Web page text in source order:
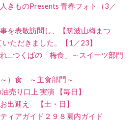
きものPresents 青春フォト（3／
を表敬訪問し、【筑波山梅まつ
ただきました。【1／23】
…つくばの「梅食」～スイーツ部門
）食 ～主食部門～
売り口上 実演 【毎日】
出迎え 【土・日】
ィアガイド２９８園内ガイド